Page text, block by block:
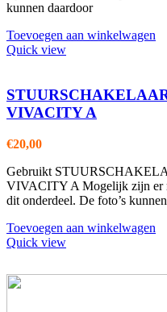
kunnen daardoor
Toevoegen aan winkelwagen
Quick view
VIVACITY A
€20,00
Gebruikt
VIVACITY A Mogelijk zijn er
dit onderdeel. De foto’s
Toevoegen aan winkelwagen
Quick view